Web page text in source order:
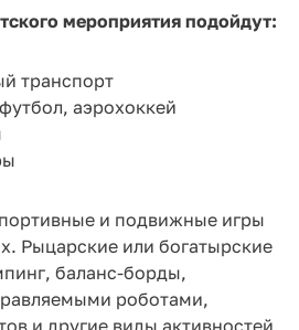
мероприятия подойдут:
транспорт
аэрохоккей
и подвижные игры
Рыцарские или богатырские
баланс-борды,
роботами,
и другие виды активностей.